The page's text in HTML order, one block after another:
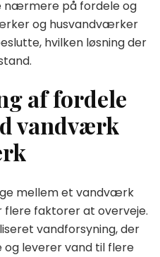
nærmere på fordele og
og husvandværker
hvilken løsning der
af fordele
vandværk
mellem et vandværk
faktorer at overveje.
vandforsyning, der
leverer vand til flere